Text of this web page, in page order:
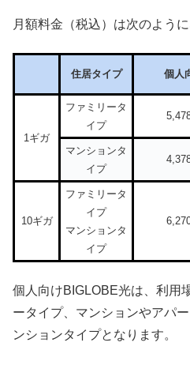
月額料金（税込）は次のように
住居タイプ 個人
1ギガ
ファミリータ
イプ
マンションタ
イプ
10ギガ
ファミリータ
イプ
マンションタ
イプ
個人向けBIGLOBE光は、利用
ータイプ、マンションやアパ
ンションタイプとなります。